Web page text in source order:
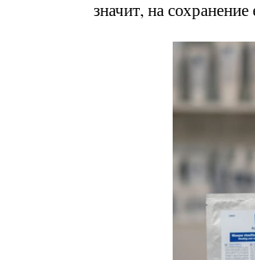
значит, на